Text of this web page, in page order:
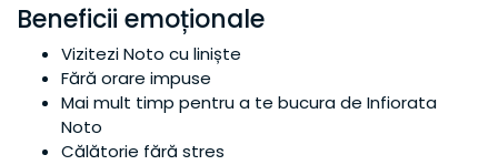
Beneficii emoționale
Vizitezi Noto cu liniște
Fără orare impuse
Mai mult timp pentru a te bucura de Infiorata
Noto
Călătorie fără stres